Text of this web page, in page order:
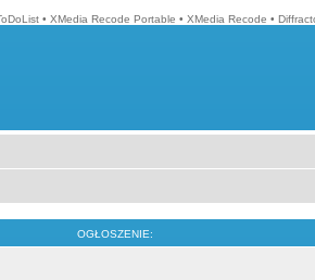
• XMedia Recode Portable • XMedia Recode •
OGŁOSZENIE: